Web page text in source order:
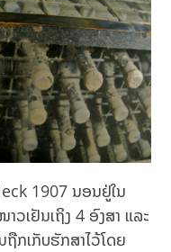
1907 ນອນຢູ່ໃນ
ເຢັນເຖິງ 4 ອົງສາ ແລະ
ກເກັບຮັກສາໄວ້ໂດຍ